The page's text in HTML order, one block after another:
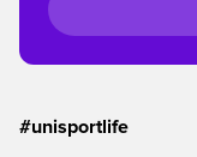
#unisportlife